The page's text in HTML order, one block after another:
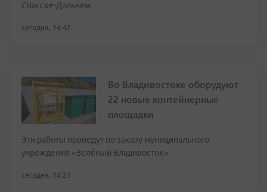
Спасске-Дальнем
сегодня, 14:42
Во Владивостоке оборудуют
22 новые контейнерные
площадки
Эти работы проведут по заказу муниципального
учреждения «Зелёный Владивосток»
сегодня, 14:21